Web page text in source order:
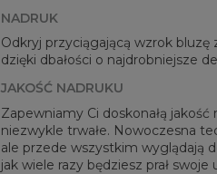
NADRUK
Odkryj przyciągającą wzrok
dzięki dbałości o najdrobniejsze
JAKOŚĆ NADRUKU
Zapewniamy Ci doskonałą
niezwykle trwałe. Nowoczesna
ale przede wszystkim wyglądają
jak wiele razy będziesz prał swoje